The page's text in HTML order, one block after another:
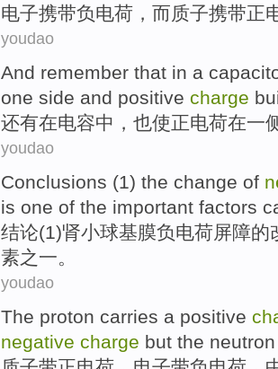
电子携带负电荷 ， 而质子携带正
youdao
And remember that in a
one side and positive charge
还有在电容中 ，也使正电荷在一
youdao
Conclusions (1) the change of
is one of the important factors
结论(1)肾小球基膜负电荷屏障的
素之一。
youdao
The proton carries a positive
negative charge but the neutron